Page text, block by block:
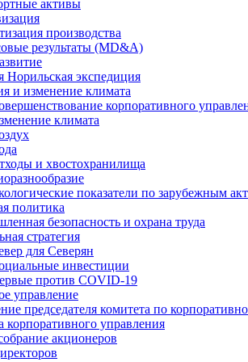
активы
производства
результаты (MD&A)
Норильская экспедиция
и изменение климата
корпоративного
климата
и хвостохранилища
показатели по зарубежным
политика
безопасность и охрана труда
стратегия
для Северян
инвестиции
против COVID‑19
управление
председателя комитета по
корпоративного управления
акционеров